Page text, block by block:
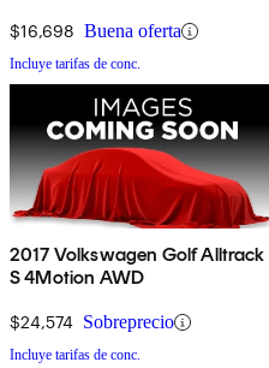
$16,698 Buena oferta
Incluye tarifas de conc.
2017 Volkswagen Golf Alltrack
S 4Motion AWD
$24,574 Sobreprecio
Incluye tarifas de conc.